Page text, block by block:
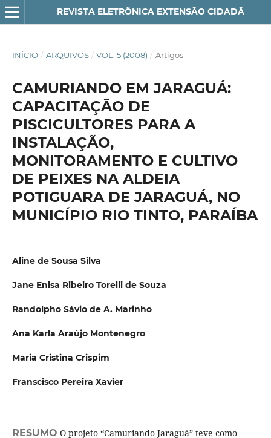
REVISTA ELETRÔNICA EXTENSÃO CIDADÃ
INÍCIO / ARQUIVOS / VOL. 5 (2008) / Artigos
CAMURIANDO EM JARAGUÁ:
CAPACITAÇÃO DE
PISCICULTORES PARA A
INSTALAÇÃO,
MONITORAMENTO E CULTIVO
DE PEIXES NA ALDEIA
POTIGUARA DE JARAGUÁ, NO
MUNICÍPIO RIO TINTO, PARAÍBA
Aline de Sousa Silva
Jane Enisa Ribeiro Torelli de Souza
Randolpho Sávio de A. Marinho
Ana Karla Araújo Montenegro
Maria Cristina Crispim
Franscisco Pereira Xavier
RESUMO O projeto “Camuriando Jaraguá” teve como